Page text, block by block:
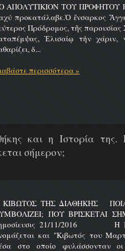
ΑΠΟΛΥΤΙΚΙΟΝ ΤΟΥ ΠΡΟΦΗΤΟΥ
προκατάλαβε.Ὁ ἔνσαρκος
Πρόδρομος, τῆς παρουσίας
Ἐλισαίῳ τὴν χάριν,
δ...
περισσότερα »
και η Ιστορία της.
σήμερον;
ΤΗΣ ΔΙΑΘΗΚΗΣ
ΠΟΥ
21/11/2016 Η
και "Κιβωτός του
στο οποίο φυλάσσονταν